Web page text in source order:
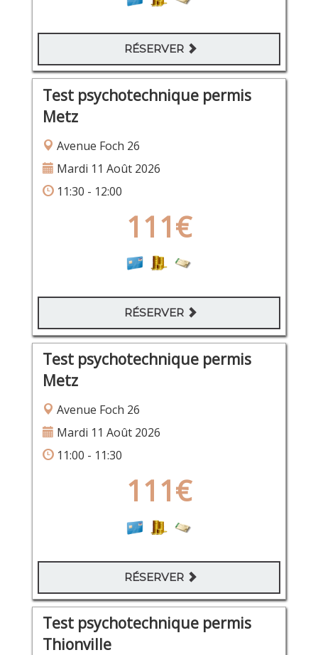
RÉSERVER
Test psychotechnique permis
Metz
Avenue Foch 26
Mardi 11 Août 2026
11:30 - 12:00
111€
RÉSERVER
Test psychotechnique permis
Metz
Avenue Foch 26
Mardi 11 Août 2026
11:00 - 11:30
111€
RÉSERVER
Test psychotechnique permis
Thionville